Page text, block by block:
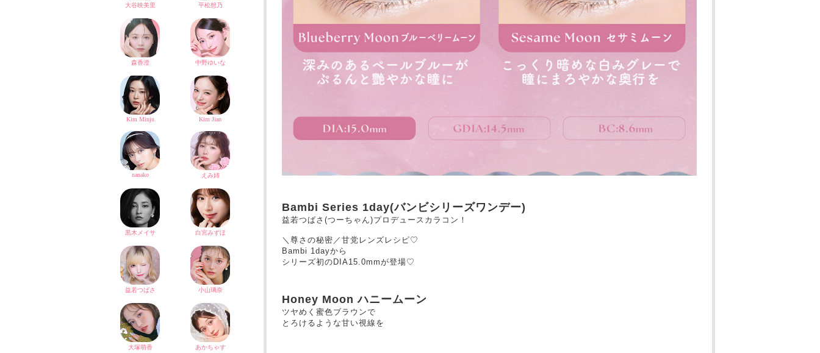
Bambi Series 1day(バンビシリーズワンデー)
益若つばさ(つーちゃん)プロデュースカラコン！
＼尊さの秘密／甘党レンズレシピ♡
Bambi 1dayから
シリーズ初のDIA15.0mmが登場♡
Honey Moon ハニームーン
ツヤめく蜜色ブラウンで
とろけるような甘い視線を